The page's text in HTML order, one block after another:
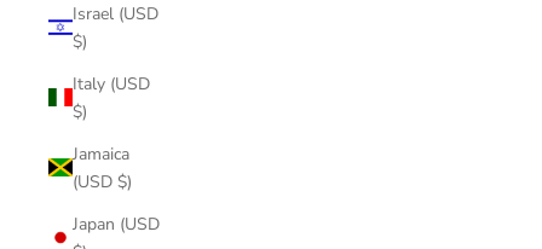
Israel (USD
$)
Italy (USD
$)
Jamaica
(USD $)
Japan (USD